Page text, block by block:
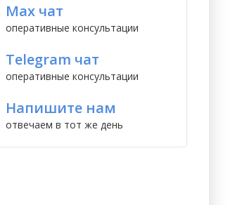
Max чат
оперативные консультации
Telegram чат
оперативные консультации
Напишите нам
отвечаем в тот же день